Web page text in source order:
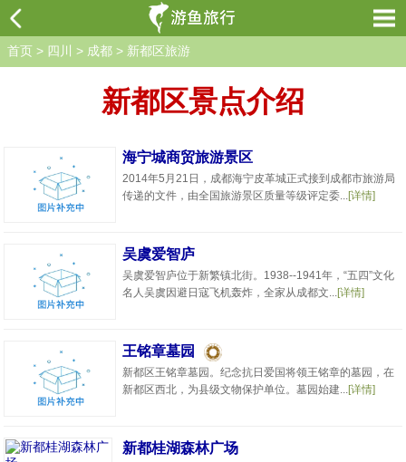
首页 > 四川 > 成都 > 新都区旅游
新都区景点介绍
海宁城商贸旅游景区
2014年5月21日，成都海宁皮革城正式接到成都市旅游局
传递的文件，由全国旅游景区质量等级评定委...[详情]
吴虞爱智庐
吴虞爱智庐位于新繁镇北街。1938--1941年，“五四”文化
名人吴虞因避日寇飞机轰炸，全家从成都文...[详情]
王铭章墓园
新都区王铭章墓园。纪念抗日爱国将领王铭章的墓园，在
新都区西北，为县级文物保护单位。墓园始建...[详情]
新都桂湖森林广场